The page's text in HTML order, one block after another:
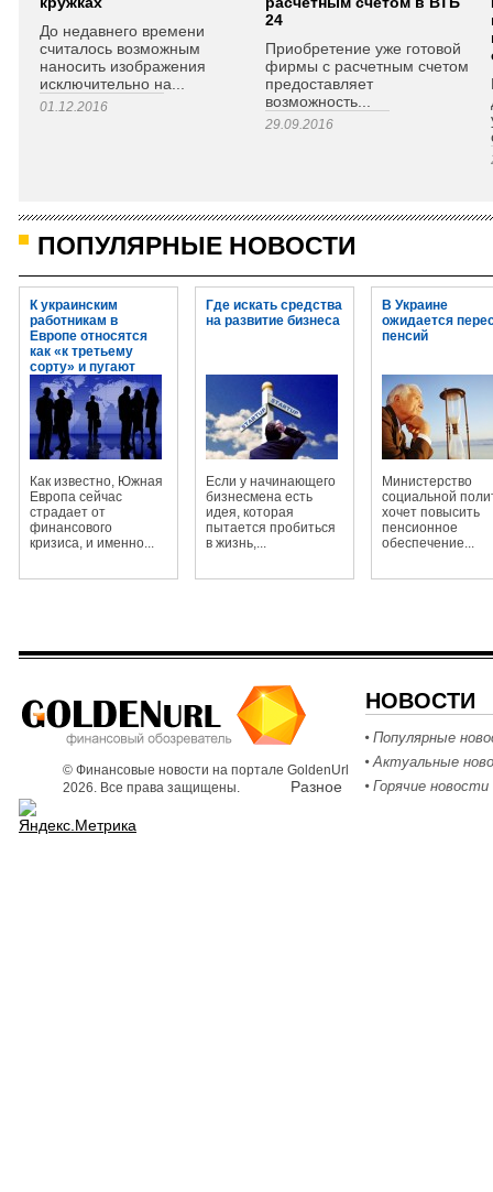
До недавнего времени
считалось возможным
наносить изображения
исключительно на...
01.12.2016
24
Приобретение уже готовой
фирмы с расчетным счетом
предоставляет
возможность...
29.09.2016
ПОПУЛЯРНЫЕ НОВОСТИ
К украинским
работникам в
Европе относятся
как «к третьему
сорту» и пугают
огромными
штрафами
Как известно, Южная
Европа сейчас
страдает от
финансового
кризиса, и именно...
Где искать средства
на развитие бизнеса
Если у начинающего
бизнесмена есть
идея, которая
пытается пробиться
в жизнь,...
В Украине
ожидается
пенсий
Министерство
социальной
хочет повысить
пенсионное
обеспечение...
© Финансовые новости на портале GoldenUrl
2026. Все права защищены.
Разное
НОВОСТИ
Популярные
Актуальные
Горячие новости